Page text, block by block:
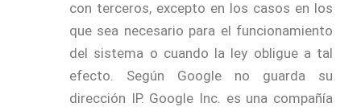
con terceros, excepto en los casos en los
que sea necesario para el funcionamiento
del sistema o cuando la ley obligue a tal
efecto. Según Google no guarda su
dirección IP. Google Inc. es una compañía